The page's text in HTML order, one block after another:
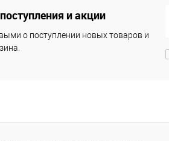
Купить в 1 клик
К
сравнению
и акции
о поступлении новых товаров и